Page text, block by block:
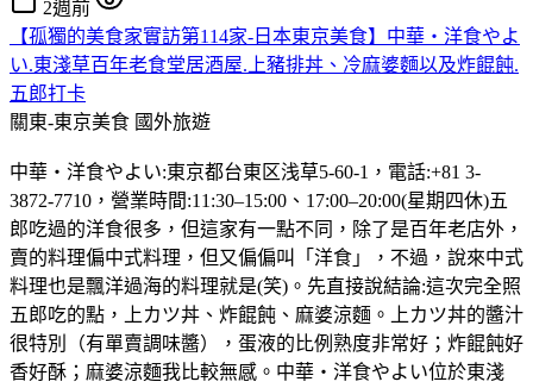
2週前
【孤獨的美食家實訪第114家-日本東京美食】中華・洋食やよ
い.東淺草百年老食堂居酒屋.上豬排丼、冷麻婆麵以及炸餛飩.
五郎打卡
關東-東京美食 國外旅遊
中華・洋食やよい:東京都台東区浅草5-60-1，電話:+81 3-
3872-7710，營業時間:11:30–15:00、17:00–20:00(星期四休)五
郎吃過的洋食很多，但這家有一點不同，除了是百年老店外，
賣的料理偏中式料理，但又偏偏叫「洋食」，不過，說來中式
料理也是飄洋過海的料理就是(笑)。先直接說結論:這次完全照
五郎吃的點，上カツ丼、炸餛飩、麻婆涼麵。上カツ丼的醬汁
很特別（有單賣調味醬），蛋液的比例熟度非常好；炸餛飩好
香好酥；麻婆涼麵我比較無感。中華・洋食やよい位於東淺